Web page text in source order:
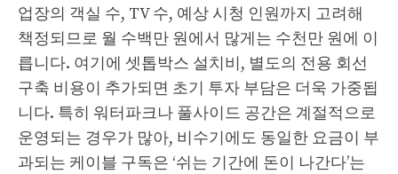
업장의 객실 수, TV 수, 예상 시청 인원까지 고려해
책정되므로 월 수백만 원에서 많게는 수천만 원에 이
릅니다. 여기에 셋톱박스 설치비, 별도의 전용 회선
구축 비용이 추가되면 초기 투자 부담은 더욱 가중됩
니다. 특히 워터파크나 풀사이드 공간은 계절적으로
운영되는 경우가 많아, 비수기에도 동일한 요금이 부
과되는 케이블 구독은 ‘쉬는 기간에 돈이 나간다’는